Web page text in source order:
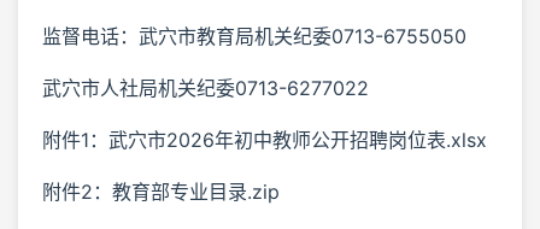
监督电话：武穴市教育局机关纪委0713-6755050
武穴市人社局机关纪委0713-6277022
附件1：武穴市2026年初中教师公开招聘岗位表.xlsx
附件2：教育部专业目录.zip